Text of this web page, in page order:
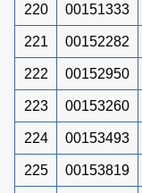
220 00151333
221 00152282
222 00152950
223 00153260
224 00153493
225 00153819